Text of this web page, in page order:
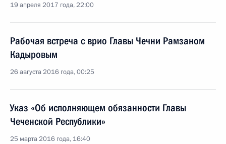
19 апреля 2017 года, 22:00
Рабочая встреча с врио Главы Чечни Рамзаном
Кадыровым
26 августа 2016 года, 00:25
Указ «Об исполняющем обязанности Главы
Чеченской Республики»
25 марта 2016 года, 16:40